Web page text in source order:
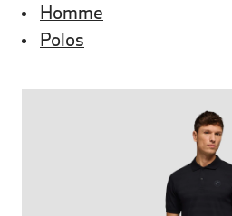
Homme
Polos